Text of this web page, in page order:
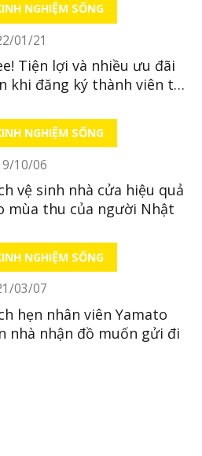
NGHIỆM SỐNG
01/21
Tiện lợi và nhiều ưu đãi
khi đăng ký thành viên tại
NGHIỆM SỐNG
10/06
vệ sinh nhà cửa hiệu quả
mùa thu của người Nhật
NGHIỆM SỐNG
03/07
hẹn nhân viên Yamato
nhà nhận đồ muốn gửi đi